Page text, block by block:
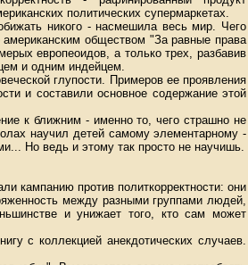
политических супермаркетах.
никого - насмешила весь мир. Чего
американским обществом "За равные права
европеоидов, а только трех, разбавив
и одним индейцем.
глупости. Примеров ее проявления
и составили основное содержание этой
к ближним - именно то, чего страшно не
научил детей самому элементарному -
Но ведь и этому так просто не научишь.
кампанию против политкорректности: они
между разными группами людей,
и унижает того, кто сам может
с коллекцией анекдотических случаев.